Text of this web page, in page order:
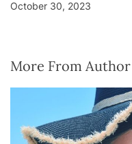
October 30, 2023
More From Author